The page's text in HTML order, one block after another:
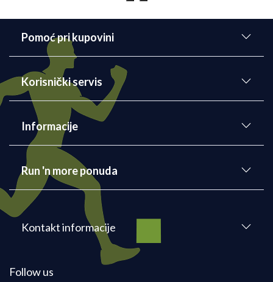
Pomoć pri kupovini
Korisnički servis
Informacije
Run 'n more ponuda
Kontakt informacije
Follow us